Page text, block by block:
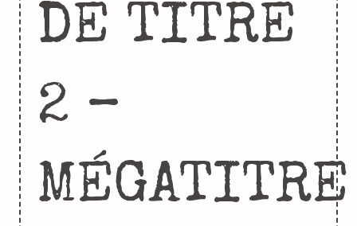
DE TITRE
2 –
MÉGATITRE